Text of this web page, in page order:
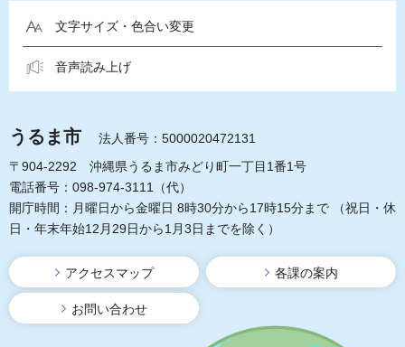
文字サイズ・色合い変更
音声読み上げ
うるま市
法人番号：5000020472131
〒904-2292 沖縄県うるま市みどり町一丁目1番1号
電話番号：098-974-3111（代）
開庁時間：月曜日から金曜日 8時30分から17時15分まで
（祝日・休
日・年末年始12月29日から1月3日までを除く）
アクセスマップ 各課の案内
お問い合わせ